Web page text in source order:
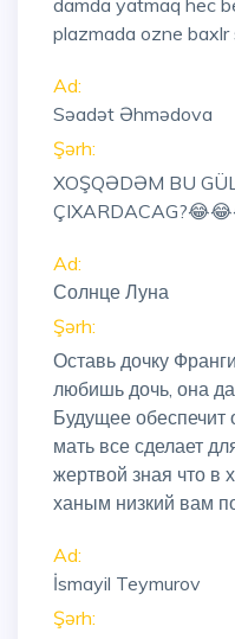
damda yatmaq hec
plazmada ozne baxlr
Ad:
Səadət Əhmədova
Şərh:
XOŞQƏDƏM BU
Ad:
Солнце Луна
Şərh:
Оставь дочку
любишь дочь, она
Будущее обеспечит
мать все сделает
жертвой зная что в
ханым низкий вам
Ad:
İsmayil Teymurov
Şərh: